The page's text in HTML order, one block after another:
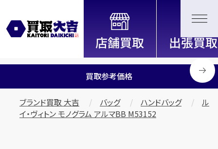
全国2200店舗以上展開中！
信頼と実績の買取専門店「買取大
吉」
買取参考価格
ブランド買取 大吉 バッグ ハンドバッグ
ル
イ・ヴィトン モノグラム アルマBB M53152